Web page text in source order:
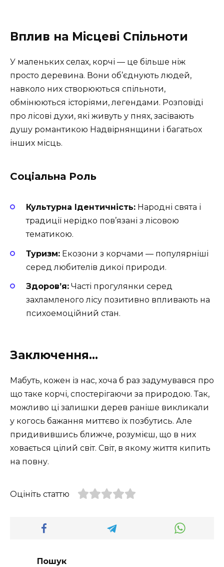
Вплив на Місцеві Спільноти
У маленьких селах, корчі — це більше ніж
просто деревина. Вони об’єднують людей,
навколо них створюються спільноти,
обмінюються історіями, легендами. Розповіді
про лісові духи, які живуть у пнях, засівають
душу романтикою Надвірнянщини і багатьох
інших місць.
Соціальна Роль
Культурна Ідентичність: Народні свята і
традиції нерідко пов’язані з лісовою
тематикою.
Туризм: Екозони з корчами — популярніші
серед любителів дикої природи.
Здоров’я: Часті прогулянки серед
захламленого лісу позитивно впливають на
психоемоційний стан.
Заключення…
Мабуть, кожен із нас, хоча б раз задумувався про
що таке корчі, спостерігаючи за природою. Так,
можливо ці залишки дерев раніше викликали
у когось бажання миттєво їх позбутись. Але
придивившись ближче, розумієш, що в них
ховається цілий світ. Світ, в якому життя кипить
на повну.
Оцініть статтю
Пошук